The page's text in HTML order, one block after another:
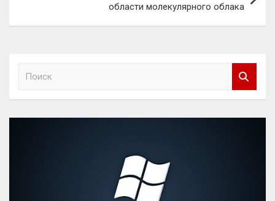
области молекулярного облака
к